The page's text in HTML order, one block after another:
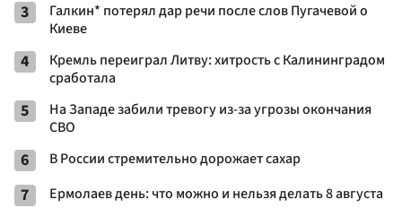
3
Галкин* потерял дар речи после слов Пугачевой о
Киеве
4
Кремль переиграл Литву: хитрость с Калининградом
сработала
5
На Западе забили тревогу из-за угрозы окончания
СВО
6 В России стремительно дорожает сахар
7 Ермолаев день: что можно и нельзя делать 8 августа